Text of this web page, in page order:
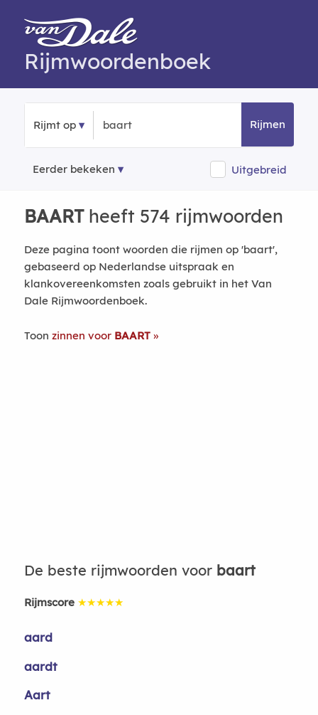
Rijmwoordenboek
Rijmt op Rijmen
Eerder bekeken Uitgebreid
BAARTheeft 574 rijmwoorden
Deze pagina toont woorden die rijmen op 'baart',
gebaseerd op Nederlandse uitspraak en
klankovereenkomsten zoals gebruikt in het Van
Dale Rijmwoordenboek.
Toon zinnen voor BAART
De beste rijmwoorden voor baart
Rijmscore ★★★★★
aard
aardt
Aart